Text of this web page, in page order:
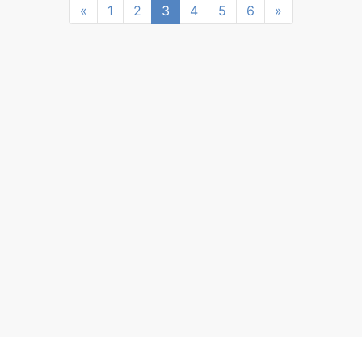
« Previous
1 2 3 4 5 6 »